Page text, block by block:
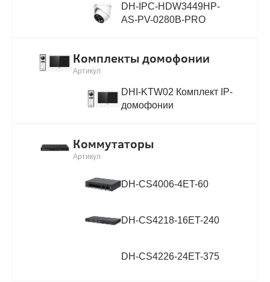
DH-IPC-HDW3449HP-
AS-PV-0280B-PRO
Комплекты домофонии
Артикул
DHI-KTW02 Комплект IP-
домофонии
Коммутаторы
Артикул
DH-CS4006-4ET-60
DH-CS4218-16ET-240
DH-CS4226-24ET-375